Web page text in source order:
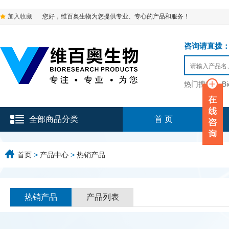
加入收藏 您好，维百奥生物为您提供专业、专心的产品和服务！
咨询请直拨
热门搜索：
全部商品分类 首 页
首页 > 产品中心 > 热销产品
热销产品 产品列表